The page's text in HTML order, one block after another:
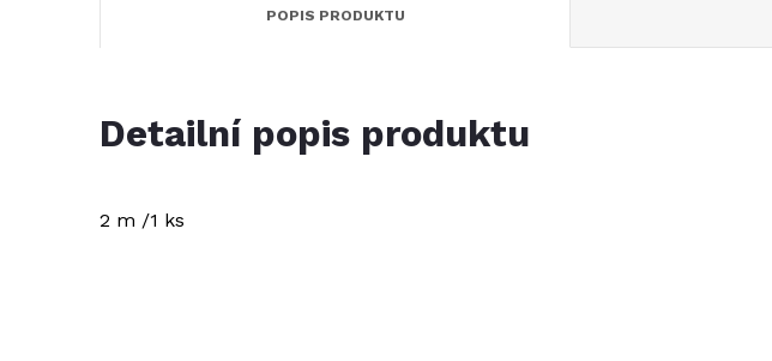
POPIS PRODUKTU
Detailní popis produktu
2 m /1 ks